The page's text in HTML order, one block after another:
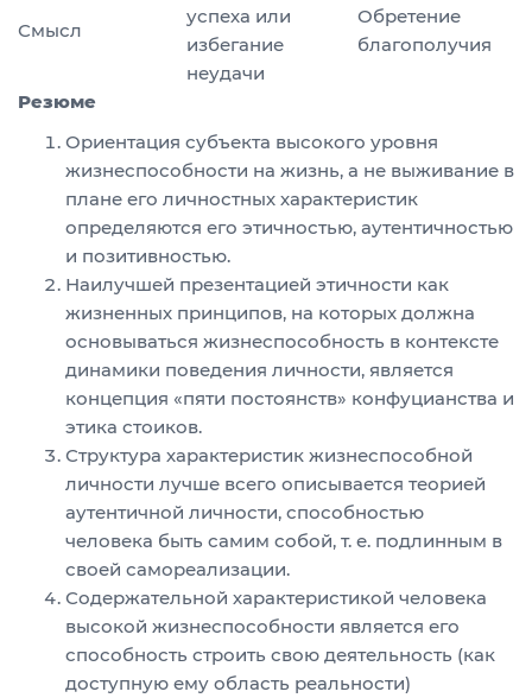
Смысл
успеха или
избегание
неудачи
Обретение
благополучия
Резюме
Ориентация субъекта высокого уровня
жизнеспособности на жизнь, а не выживание в
плане его личностных характеристик
определяются его этичностью, аутентичностью
и позитивностью.
Наилучшей презентацией этичности как
жизненных принципов, на которых должна
основываться жизнеспособность в контексте
динамики поведения личности, является
концепция «пяти постоянств» конфуцианства и
этика стоиков.
Структура характеристик жизнеспособной
личности лучше всего описывается теорией
аутентичной личности, способностью
человека быть самим собой, т. е. подлинным в
своей самореализации.
Содержательной характеристикой человека
высокой жизнеспособности является его
способность строить свою деятельность (как
доступную ему область реальности)